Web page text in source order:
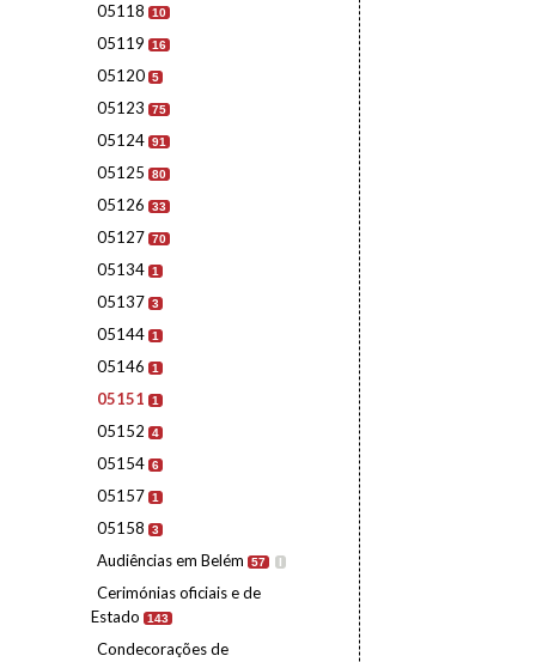
05118 10
05119 16
05120 5
05123 75
05124 91
05125 80
05126 33
05127 70
05134 1
05137 3
05144 1
05146 1
05151 1
05152 4
05154 6
05157 1
05158 3
Audiências em Belém 57 I
Cerimónias oficiais e de
Estado
143
Condecorações de